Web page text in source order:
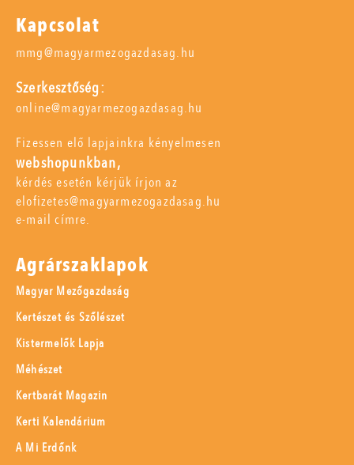
Kapcsolat
mmg@magyarmezogazdasag.hu
Szerkesztőség:
online@magyarmezogazdasag.hu
Fizessen elő lapjainkra kényelmesen
webshopunkban,
kérdés esetén kérjük írjon az
elofizetes@magyarmezogazdasag.hu
e-mail címre.
Agrárszaklapok
Magyar Mezőgazdaság
Kertészet és Szőlészet
Kistermelők Lapja
Méhészet
Kertbarát Magazin
Kerti Kalendárium
A Mi Erdőnk